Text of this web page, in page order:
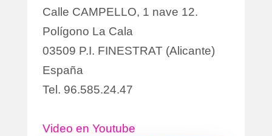
Calle CAMPELLO, 1 nave 12.
Polígono La Cala
03509 P.I. FINESTRAT (Alicante)
España
Tel. 96.585.24.47
Video en Youtube